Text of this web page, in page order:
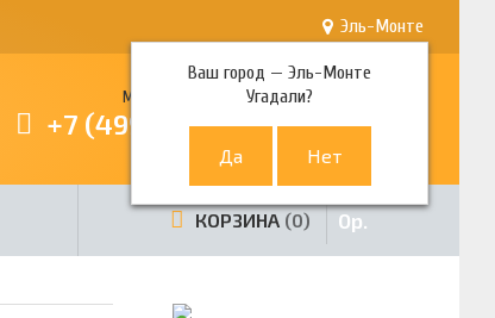
Эль-Монте
Ваш город —Эль-Монте
Угадали?
Многоканальный телефон
+7 (499) 380-80-80
КОРЗИНА 0 0р.